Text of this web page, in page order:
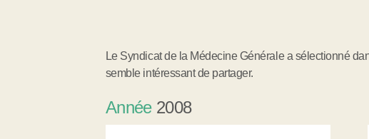
Le Syndicat de la Médecine Générale a sélectionné
semble intéressant de partager.
Année2008